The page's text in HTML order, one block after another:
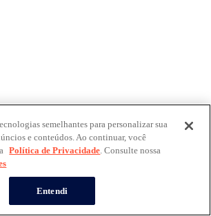
semelhantes para personalizar sua
e conteúdos. Ao continuar, você
Política de Privacidade. Consulte nossa
Entendi